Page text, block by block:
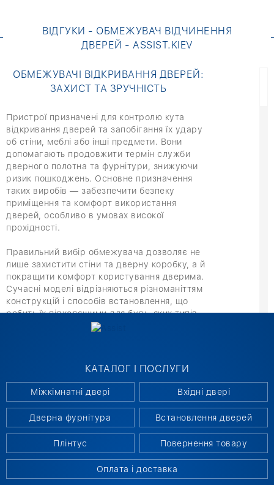
ВІДГУКИ - ОБМЕЖУВАЧ ВІДЧИНЕННЯ
ДВЕРЕЙ - ASSIST.KIEV
ОБМЕЖУВАЧІ ВІДКРИВАННЯ ДВЕРЕЙ:
ЗАХИСТ ТА ЗРУЧНІСТЬ
Пристрої призначені для контролю кута
відкривання дверей та запобігання їх удару
об стіни, меблі або інші предмети. Вони
допомагають продовжити термін служби
дверного полотна та фурнітури, знижуючи
ризик пошкоджень. Основне призначення
таких виробів — забезпечити безпеку
приміщення та комфорт використання
дверей, особливо в умовах високої
прохідності.
Правильний вибір обмежувача дозволяє не
лише захистити стіни та дверну коробку, а й
покращити комфорт користування дверима.
Сучасні моделі відрізняються різноманіттям
конструкцій і способів встановлення, що
робить їх підходящими для будь-яких типів
дверей — дерев’яних, металевих та скляних.
СТОПОРИ НА ДВЕРІ: ОСНОВНІ
ХАРАКТЕРИСТИКИ
Можуть відрізнятися за конструкцією,
матеріалом та способом встановлення.
Найпоширеніші варіанти включають
підлогові, настінні та магнітні моделі.
Основні параметри, на які варто звернути
КАТАЛОГ І ПОСЛУГИ
Міжкімнатні двері Вхідні двері
Дверна фурнітура Встановлення дверей
Плінтус Повернення товару
Оплата і доставка